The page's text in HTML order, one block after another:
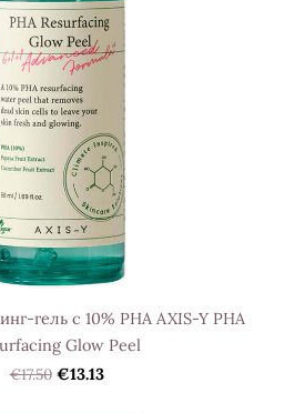
гель с 10% PHA AXIS-Y PHA
Glow Peel
€17.50 €13.13